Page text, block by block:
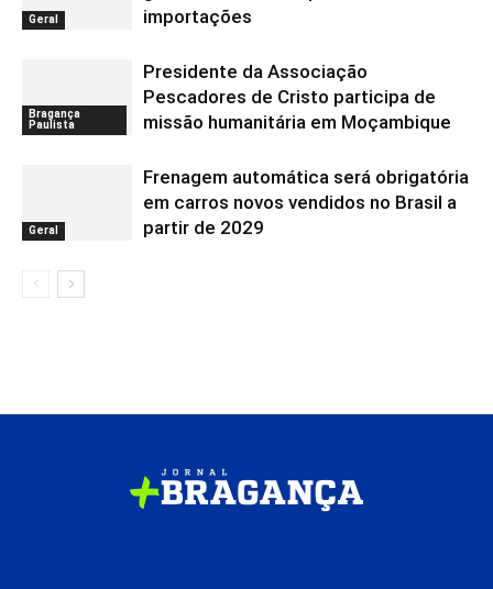
Geral
importações
Bragança
Paulista
Presidente da Associação
Pescadores de Cristo participa de
missão humanitária em Moçambique
Geral
Frenagem automática será obrigatória
em carros novos vendidos no Brasil a
partir de 2029